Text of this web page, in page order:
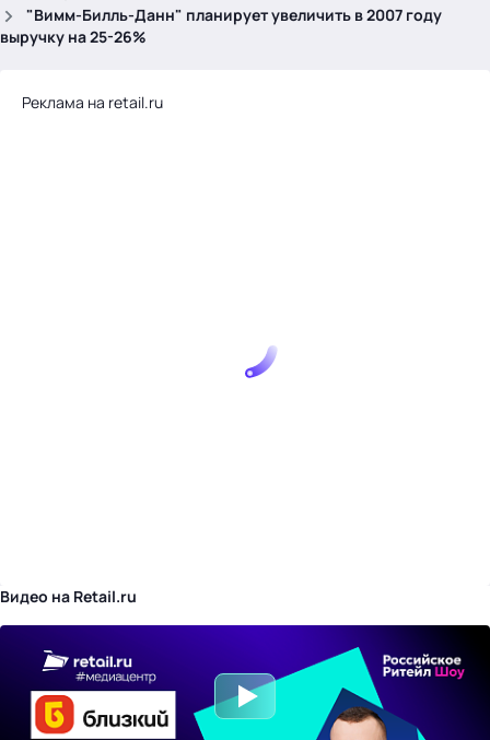
"Вимм-Билль-Данн" планирует увеличить в 2007 году
выручку на 25-26%
Реклама на retail.ru
Видео на Retail.ru